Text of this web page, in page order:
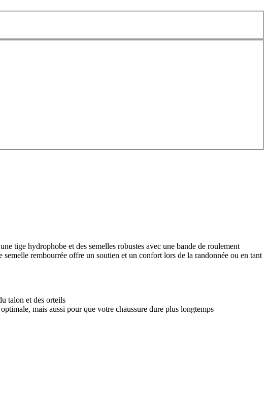
tige hydrophobe et des semelles robustes avec une bande de roulement
rembourrée offre un soutien et un confort lors de la randonnée ou en tant
talon et des orteils
mais aussi pour que votre chaussure dure plus longtemps